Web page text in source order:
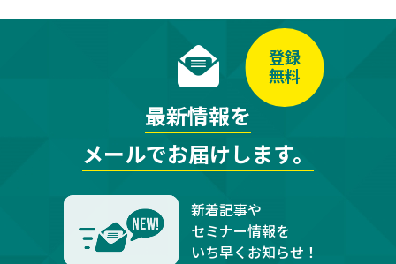
最新情報を
メールでお届けします。
登録
無料
新着記事や
セミナー情報を
いち早くお知らせ！